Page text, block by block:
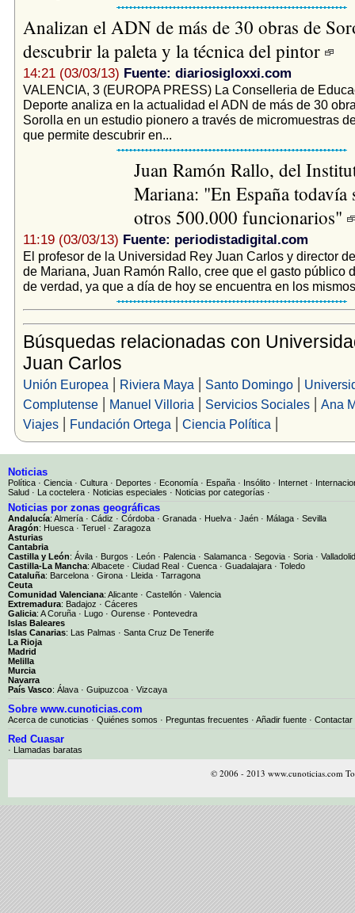
Analizan el ADN de más de 30 obras de
descubrir la paleta y la técnica del pintor
14:21 (03/03/13) Fuente: diariosigloxxi.com
VALENCIA, 3 (EUROPA PRESS) La Conselleria de
Deporte analiza en la actualidad el ADN de más de 30
Sorolla en un estudio pionero a través de micromuestras
que permite descubrir en...
Juan Ramón Rallo, del
Mariana: "En España todavía
otros 500.000 funcionarios"
11:19 (03/03/13) Fuente: periodistadigital.com
El profesor de la Universidad Rey Juan Carlos y director
de Mariana, Juan Ramón Rallo, cree que el gasto público
de verdad, ya que a día de hoy se encuentra en los
Búsquedas relacionadas con
Juan Carlos
Unión Europea | Riviera Maya | Santo Domingo|
Complutense| Manuel Villoria | Servicios Sociales| Ana
Viajes| Fundación Ortega | Ciencia Política |
Noticias
Política · Ciencia · Cultura · Deportes · Economía · España · Insólito · Internet ·
Salud · La coctelera · Noticias especiales · Noticias por categorías ·
Noticias por zonas geográficas
Andalucía: Almería · Cádiz · Córdoba · Granada · Huelva · Jaén · Málaga · Sevilla
Aragón: Huesca · Teruel · Zaragoza
Asturias
Cantabria
Castilla y León: Ávila · Burgos · León · Palencia · Salamanca · Segovia · Soria · Valladolid
Castilla-La Mancha: Albacete · Ciudad Real · Cuenca · Guadalajara · Toledo
Cataluña: Barcelona · Girona · Lleida · Tarragona
Ceuta
Comunidad Valenciana: Alicante · Castellón · Valencia
Extremadura: Badajoz · Cáceres
Galicia: A Coruña · Lugo · Ourense · Pontevedra
Islas Baleares
Islas Canarias: Las Palmas · Santa Cruz De Tenerife
La Rioja
Madrid
Melilla
Murcia
Navarra
País Vasco: Álava · Guipuzcoa · Vizcaya
Sobre www.cunoticias.com
Acerca de cunoticias · Quiénes somos · Preguntas frecuentes · Añadir fuente · Contactar
Red Cuasar
· Llamadas baratas
© 2006 - 2013 www.cunoticias.com